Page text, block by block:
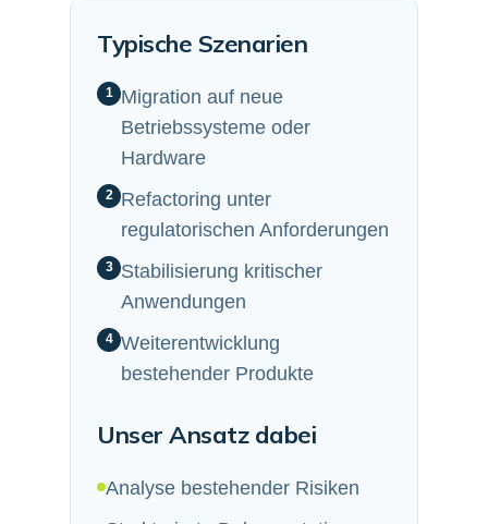
Typische Szenarien
1
Migration auf neue
Betriebssysteme oder
Hardware
2
Refactoring unter
regulatorischen Anforderungen
3
Stabilisierung kritischer
Anwendungen
4 Weiterentwicklung
bestehender Produkte
Unser Ansatz dabei
Analyse bestehender Risiken